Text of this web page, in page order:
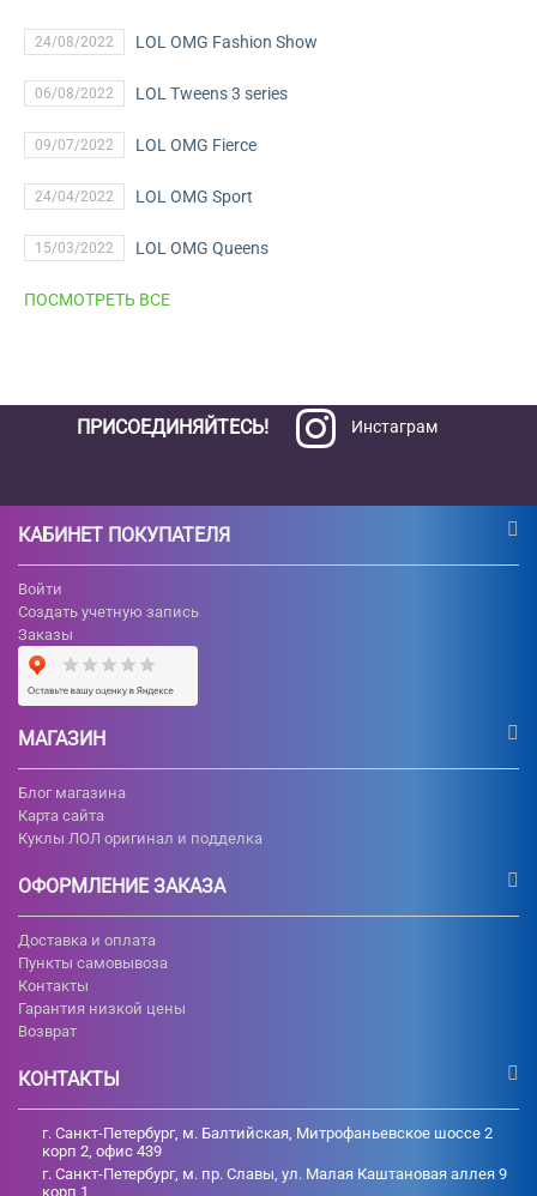
24/08/2022 LOL OMG Fashion Show
06/08/2022 LOL Tweens 3 series
09/07/2022 LOL OMG Fierce
24/04/2022 LOL OMG Sport
15/03/2022 LOL OMG Queens
ПОСМОТРЕТЬ ВСЕ
ПРИСОЕДИНЯЙТЕСЬ! Инстаграм
КАБИНЕТ ПОКУПАТЕЛЯ
Войти
Создать учетную запись
Заказы
МАГАЗИН
Блог магазина
Карта сайта
Куклы ЛОЛ оригинал и подделка
ОФОРМЛЕНИЕ ЗАКАЗА
Доставка и оплата
Пункты самовывоза
Контакты
Гарантия низкой цены
Возврат
КОНТАКТЫ
г. Санкт-Петербург, м. Балтийская, Митрофаньевское шоссе 2
корп 2, офис 439
г. Санкт-Петербург, м. пр. Славы, ул. Малая Каштановая аллея 9
корп 1